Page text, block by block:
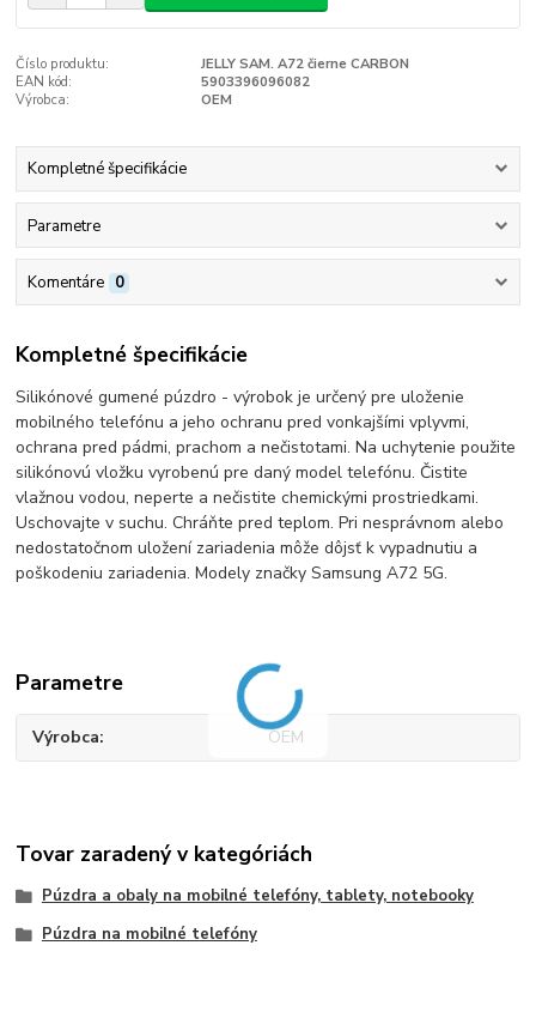
Číslo produktu:
JELLY SAM. A72 čierne CARBON
EAN kód:
5903396096082
Výrobca:
OEM
Kompletné špecifikácie
Parametre
Komentáre 0
Kompletné špecifikácie
Silikónové gumené púzdro - výrobok je určený pre uloženie
mobilného telefónu a jeho ochranu pred vonkajšími vplyvmi,
ochrana pred pádmi, prachom a nečistotami. Na uchytenie použite
silikónovú vložku vyrobenú pre daný model telefónu. Čistite
vlažnou vodou, neperte a nečistite chemickými prostriedkami.
Uschovajte v suchu. Chráňte pred teplom. Pri nesprávnom alebo
nedostatočnom uložení zariadenia môže dôjsť k vypadnutiu a
poškodeniu zariadenia. Modely značky Samsung A72 5G.
Parametre
Výrobca OEM
Tovar zaradený v kategóriách
Púzdra a obaly na mobilné telefóny, tablety, notebooky
Púzdra na mobilné telefóny